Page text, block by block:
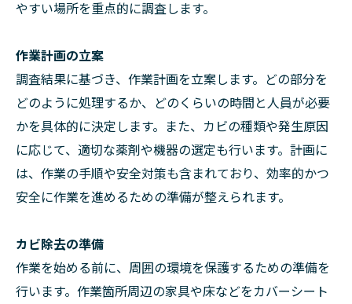
やすい場所を重点的に調査します。
作業計画の立案
調査結果に基づき、作業計画を立案します。どの部分を
どのように処理するか、どのくらいの時間と人員が必要
かを具体的に決定します。また、カビの種類や発生原因
に応じて、適切な薬剤や機器の選定も行います。計画に
は、作業の手順や安全対策も含まれており、効率的かつ
安全に作業を進めるための準備が整えられます。
カビ除去の準備
作業を始める前に、周囲の環境を保護するための準備を
行います。作業箇所周辺の家具や床などをカバーシート